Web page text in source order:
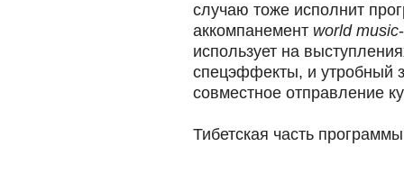
случаю тоже исполнит
аккомпанемент world music
использует на
спецэффекты, и утробный
совместное отправление
Тибетская часть